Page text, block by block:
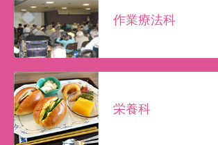
作業療法科
栄養科